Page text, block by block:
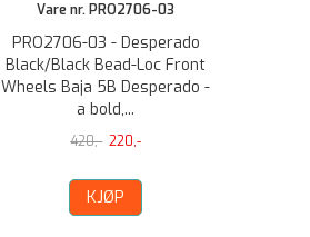
Vare nr. PRO2706-03
PRO2706-03 - Desperado
Black/Black Bead-Loc Front
Wheels Baja 5B Desperado -
a bold,...
420,- 220,-
KJØP